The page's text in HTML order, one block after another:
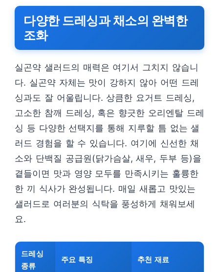
다양한 드레싱과 채소의 완벽한
조화
실곤약 샐러드의 매력은 여기서 그치지 않습니
다. 실곤약 자체는 맛이 강하지 않아 어떤 드레
싱과도 잘 어울립니다. 상큼한 요거트 드레싱,
고소한 참깨 드레싱, 혹은 향긋한 오리엔탈 드레
싱 등 다양한 선택지를 통해 지루할 틈 없는 샐
러드 경험을 할 수 있습니다. 여기에 신선한 채
소와 단백질 공급원(닭가슴살, 새우, 두부 등)을
곁들이면 맛과 영양 모두를 만족시키는 훌륭한
한 끼 식사가 완성됩니다. 매일 새롭고 맛있는
샐러드로 여러분의 식탁을 풍성하게 채워보세
요.
드레싱
종류
주요 특징 추천 재료